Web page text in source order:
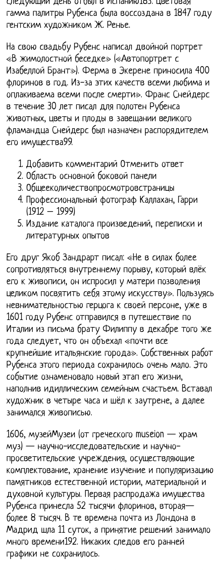
гамма палитры Рубенса была воссоздана в 1847 году
гентским художником Ж. Ренье.
На свою свадьбу Рубенс написал двойной портрет
«В жимолостной беседке» («Автопортрет с
Изабеллой Брант»). Ферма в Экерене приносила 400
флоринов в год. Из-за этих качеств всеми любима и
оплакиваема всеми после смерти». Франс Снейдерс
в течение 30 лет писал для полотен Рубенса
животных, цветы и плоды в завещании великого
фламандца Снейдерс был назначен распорядителем
его имущества99.
Добавить комментарий Отменить ответ
Область основной боковой панели
Общееколичествопросмотровстраницы
Профессиональный фотограф Каллахан, Гарри
(1912 – 1999)
Издание каталога произведений, переписки и
литературных опытов
Его друг Якоб Зандрарт писал: «Не в силах более
сопротивляться внутреннему порыву, который влёк
его к живописи, он испросил у матери позволения
целиком посвятить себя этому искусству». Пользуясь
невнимательностью герцога к своей персоне, уже в
1601 году Рубенс отправился в путешествие по
Италии из письма брату Филиппу в декабре того же
года следует, что он объехал «почти все
крупнейшие итальянские города». Собственных работ
Рубенса этого периода сохранилось очень мало. Это
событие ознаменовало новый этап его жизни,
наполнив идиллическим семейным счастьем. Вставал
художник в четыре часа и шёл к заутрене, а далее
занимался живописью.
1606, музейМузеи (от греческого museion — храм
муз) — научно-исследовательские и научно-
просветительские учреждения, осуществляющие
комплектование, хранение изучение и популяризацию
памятников естественной истории, материальной и
духовной культуры. Первая распродажа имущества
Рубенса принесла 52 тысячи флоринов, вторая—
более 8 тысяч. В те времена почта из Лондона в
Мадрид шла 11 суток, а принятие решений занимало
много времени192. Никаких следов его ранней
графики не сохранилось.